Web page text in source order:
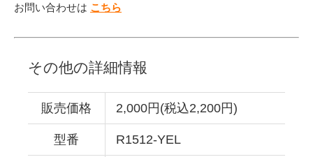
お問い合わせは こちら
その他の詳細情報
販売価格 2,000円(税込2,200円)
型番 R1512-YEL